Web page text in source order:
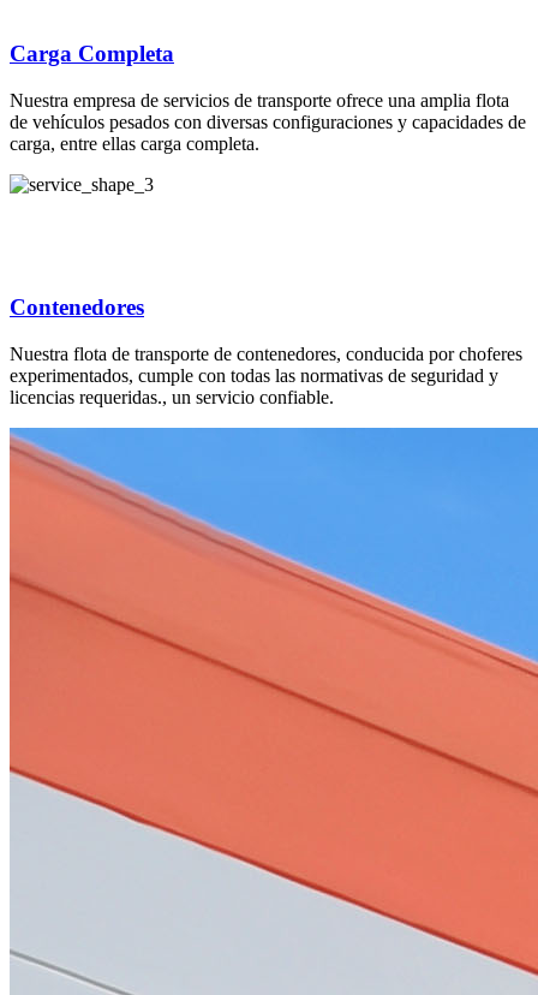
Carga Completa
Nuestra empresa de servicios de transporte ofrece una amplia flota
de vehículos pesados con diversas configuraciones y capacidades de
carga, entre ellas carga completa.
Contenedores
Nuestra flota de transporte de contenedores, conducida por choferes
experimentados, cumple con todas las normativas de seguridad y
licencias requeridas., un servicio confiable.